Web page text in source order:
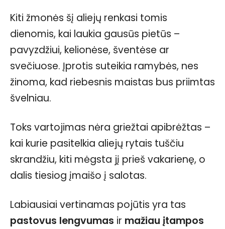
Kiti žmonės šį aliejų renkasi tomis
dienomis, kai laukia gausūs pietūs –
pavyzdžiui, kelionėse, šventėse ar
svečiuose. Įprotis suteikia ramybės, nes
žinoma, kad riebesnis maistas bus priimtas
švelniau.
Toks vartojimas nėra griežtai apibrėžtas –
kai kurie pasitelkia aliejų rytais tuščiu
skrandžiu, kiti mėgsta jį prieš vakarienę, o
dalis tiesiog įmaišo į salotas.
Labiausiai vertinamas pojūtis yra tas
pastovus lengvumas ir mažiau įtampos